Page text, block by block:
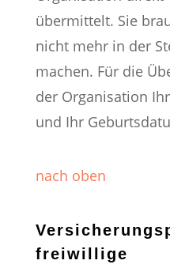
übermittelt. Sie
nicht mehr in der
machen. Für die
der Organisation
und Ihr
nach oben
freiwillige